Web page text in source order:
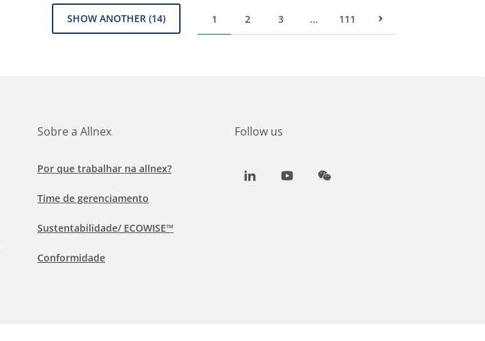
SHOW ANOTHER (14) 1 2 3 … 111 Pr&#243;xima
Sobre a Allnex
Por que trabalhar na allnex?
Time de gerenciamento
Sustentabilidade/ ECOWISE™
Conformidade
Follow us
LinkedInYoutubeWeChat